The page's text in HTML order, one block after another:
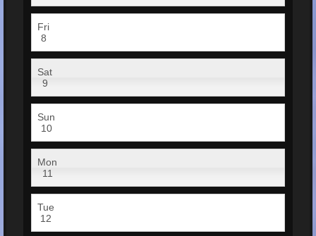
Fri
8
Sat
9
Sun
10
Mon
11
Tue
12